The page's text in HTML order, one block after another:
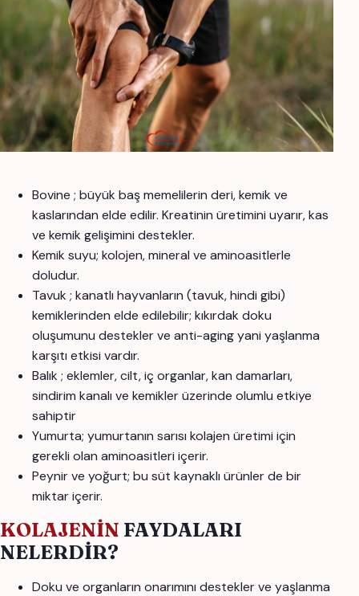
Bovine ; büyük baş memelilerin deri, kemik ve
kaslarından elde edilir. Kreatinin üretimini uyarır, kas
ve kemik gelişimini destekler.
Kemik suyu; kolojen, mineral ve aminoasitlerle
doludur.
Tavuk ; kanatlı hayvanların (tavuk, hindi gibi)
kemiklerinden elde edilebilir; kıkırdak doku
oluşumunu destekler ve anti-aging yani yaşlanma
karşıtı etkisi vardır.
Balık ; eklemler, cilt, iç organlar, kan damarları,
sindirim kanalı ve kemikler üzerinde olumlu etkiye
sahiptir
Yumurta; yumurtanın sarısı kolajen üretimi için
gerekli olan aminoasitleri içerir.
Peynir ve yoğurt; bu süt kaynaklı ürünler de bir
miktar içerir.
KOLAJENİN FAYDALARI
NELERDİR?
Doku ve organların onarımını destekler ve yaşlanma